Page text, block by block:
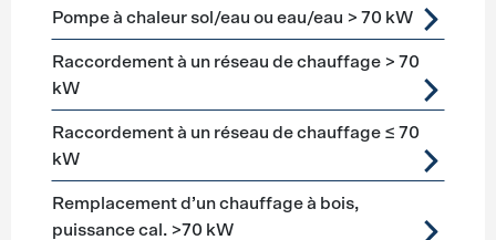
Pompe à chaleur sol/eau ou eau/eau > 70 kW
Raccordement à un réseau de chauffage > 70
kW
Raccordement à un réseau de chauffage ≤ 70
kW
Remplacement d’un chauffage à bois,
puissance cal. >70 kW